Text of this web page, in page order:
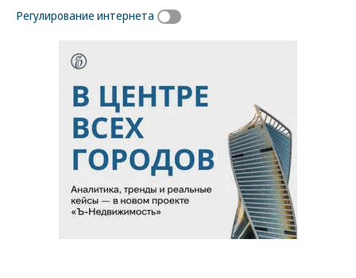
Регулирование интернета